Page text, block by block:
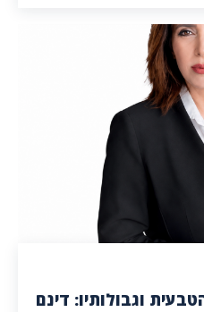
וגבולותיו: דינם